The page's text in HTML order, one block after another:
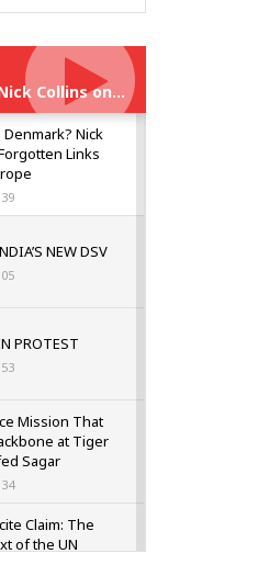
Rigvedic Names in Denmark? Nick Collins on India’s Forgotten Links With Europe
Nick
Links
NEW DSV
PROTEST
Mission That
at Tiger
Sagar
Claim: The
of the UN